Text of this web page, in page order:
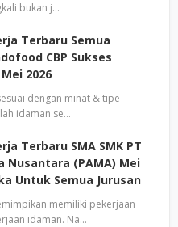
bukan j…
Terbaru Semua
CBP Sukses
2026
dengan minat & tipe
idaman se…
Terbaru SMA SMK PT
Nusantara (PAMA) Mei
Untuk Semua Jurusan
memiliki pekerjaan
idaman. Na…